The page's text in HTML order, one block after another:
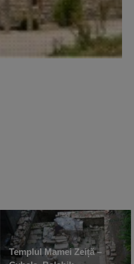
Templul Mamei Zeiță –